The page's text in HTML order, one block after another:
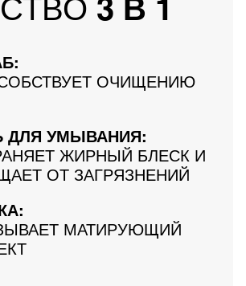
кожи.
кислота
вода VICHY
ОЧИЩЕНИЮ
ДЛЯ УМЫВАНИЯ:
ЖИРНЫЙ БЛЕСК И
ОТ ЗАГРЯЗНЕНИЙ
МАТИРУЮЩИЙ